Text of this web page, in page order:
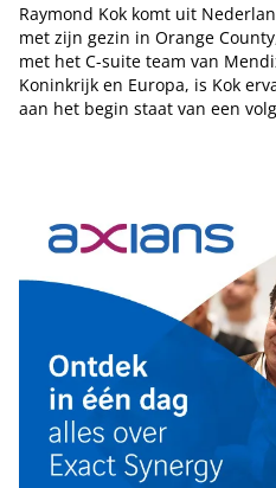
Raymond Kok komt uit
met zijn gezin in Orange
met het C-suite team van
Koninkrijk en Europa, is Kok
aan het begin staat van een